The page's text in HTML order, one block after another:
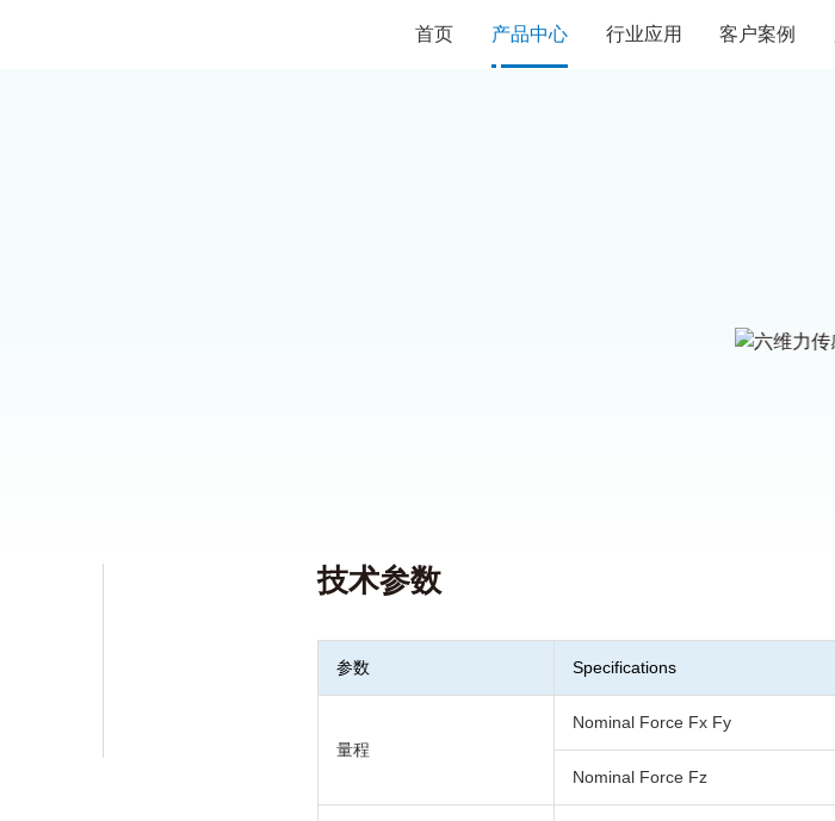
首页 产品中心 行业应用 客户案例
技术参数
参数 Specifications
量程
Nominal Force Fx Fy
Nominal Force Fz